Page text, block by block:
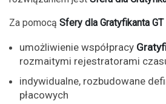
Za pomocą Sfery dla Gratyfikanta GT
umożliwienie współpracy
rozmaitymi rejestratorami
indywidualne, rozbudowane
płacowych